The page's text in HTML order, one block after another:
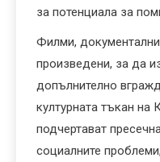
за потенциала за
Филми,
произведени, за да
допълнително
културната тъкан на
подчертават
социалните